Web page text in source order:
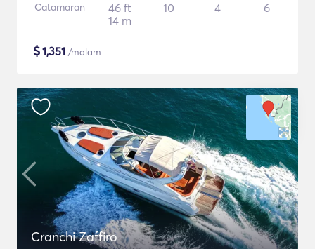
Catamaran
46 ft
14 m
10 4 6
$1,351 /malam
Cranchi Zaffiro